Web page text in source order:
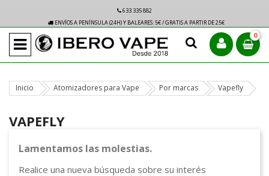
633 335 882
ENVÍOS A PENÍNSULA (24H) Y BALEARES: 5€ / GRATIS A PARTIR DE 25€
0
Inicio Atomizadores para Vape Por marcas Vapefly
VAPEFLY
Lamentamos las molestias.
Realice una nueva búsqueda sobre su interés